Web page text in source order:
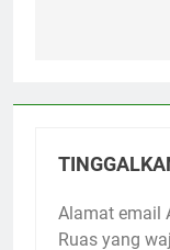
Alamat email
Ruas yang